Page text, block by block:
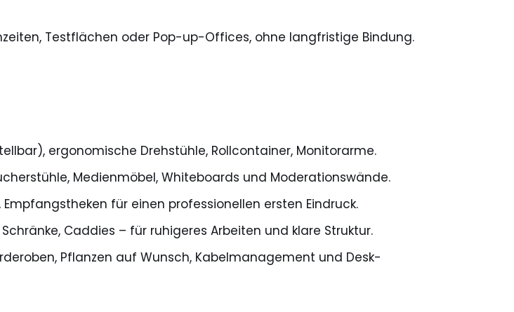
Testflächen oder Pop-up-Offices, ohne langfristige Bindung.
ergonomische Drehstühle, Rollcontainer, Monitorarme.
Medienmöbel, Whiteboards und Moderationswände.
für einen professionellen ersten Eindruck.
Caddies – für ruhigeres Arbeiten und klare Struktur.
Pflanzen auf Wunsch, Kabelmanagement und Desk-